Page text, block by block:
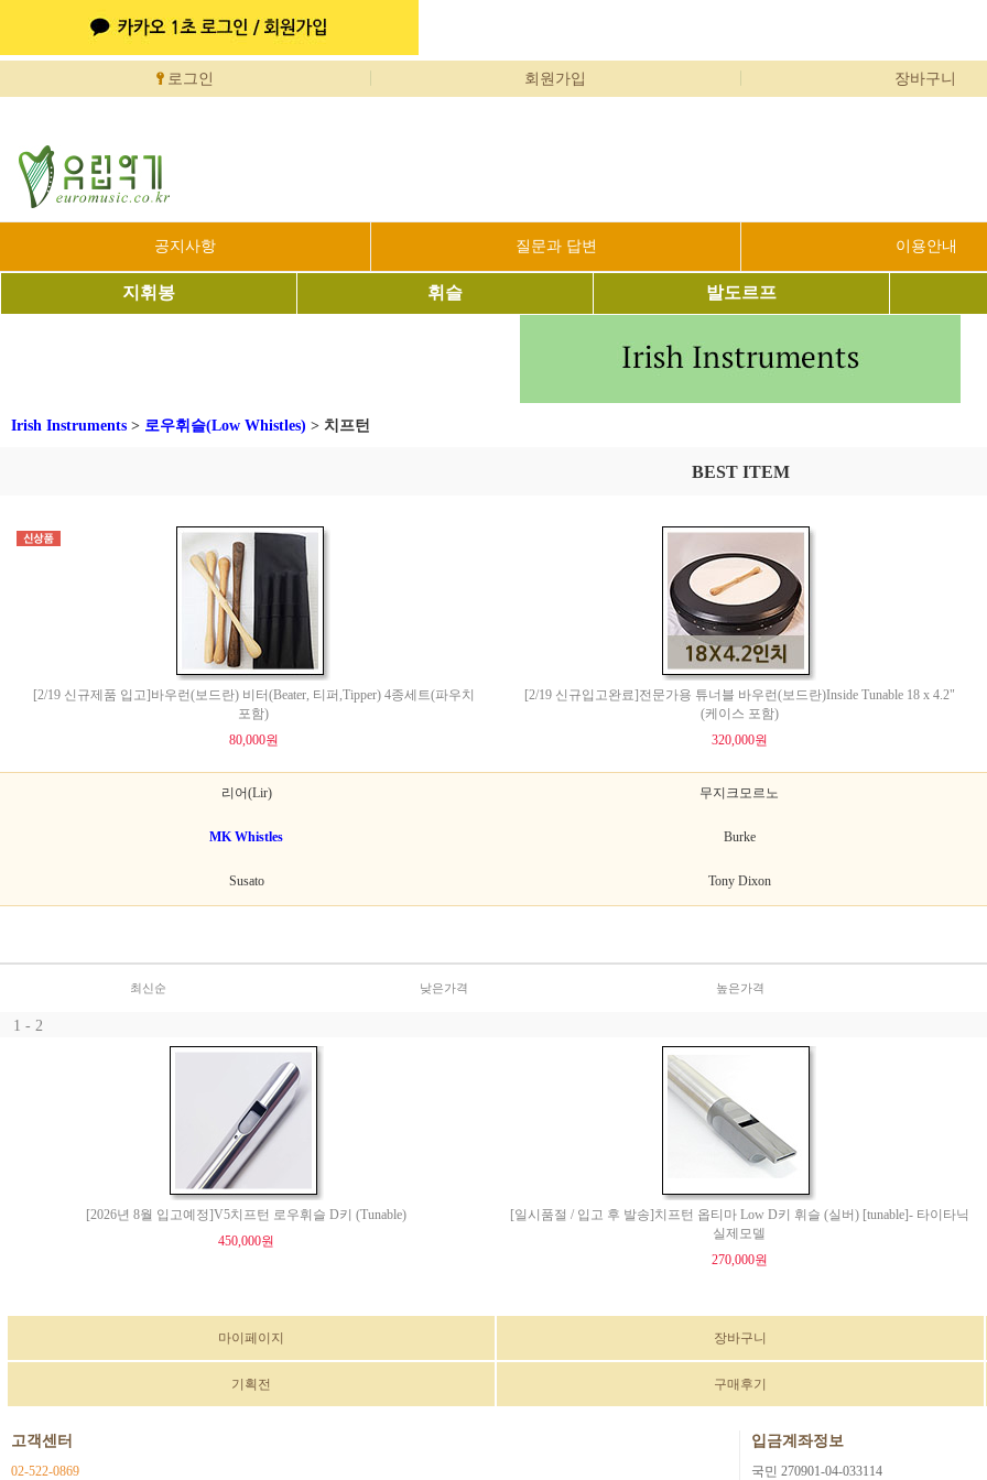
로그인 회원가입 장바구니
공지사항 질문과 답변 이용안내
지휘봉 휘슬 발도르프
Irish Instruments > 로우휘슬(Low Whistles) > 치프턴
BEST ITEM
[2/19 신규제품 입고]바우런(보드란) 비터(Beater, 티퍼,Tipper) 4종세트(파우치
포함)
80,000원
[2/19 신규입고완료]전문가용 튜너블 바우런(보드란)Inside Tunable 18 x 4.2"
(케이스 포함)
320,000원
리어(Lir) 무지크모르노
MK Whistles Burke
Susato Tony Dixon
최신순 낮은가격 높은가격
1 - 2
[2026년 8월 입고예정]V5치프턴 로우휘슬 D키 (Tunable)
450,000원
[일시품절 / 입고 후 발송]치프턴 옵티마 Low D키 휘슬 (실버) [tunable]- 타이타닉
실제모델
270,000원
마이페이지 장바구니
기획전 구매후기
고객센터
02-522-0869
입금계좌정보
국민 270901-04-033114